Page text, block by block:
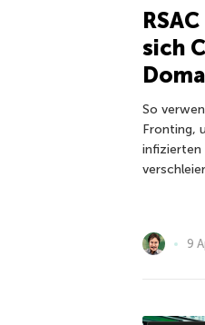
sich
So
Fronting,
infizierten
9